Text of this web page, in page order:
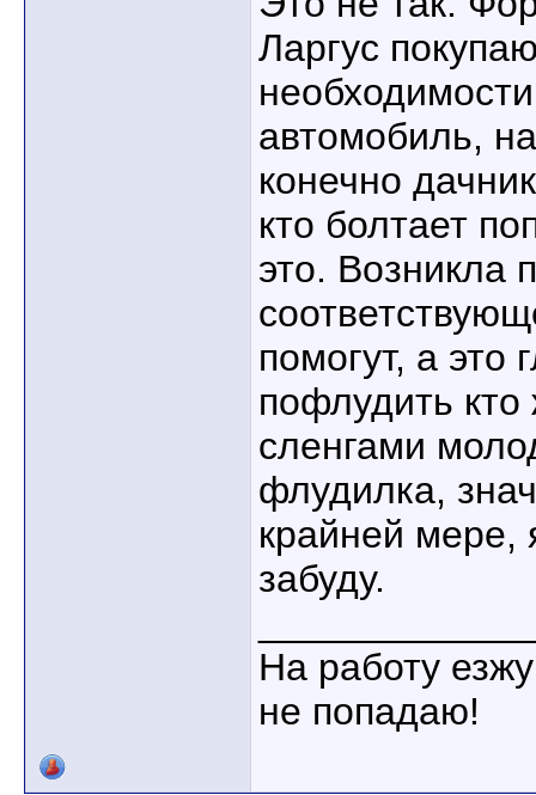
Ларгус
автомобиль,
конечно
кто болтает
это. Возникла
помогут, а это
пофлудить
сленгами
флудилка,
крайней мере,
забуду.
На работу
не попадаю!